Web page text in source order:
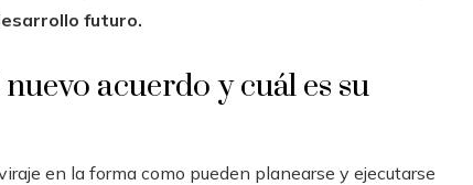
futuro.
acuerdo y cuál es su
en la forma como pueden planearse y ejecutarse